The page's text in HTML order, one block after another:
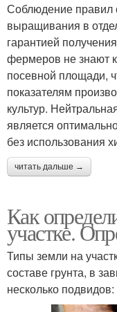
Соблюдение правил
выращивания в
гарантией
фермеров не знают
посевной площади,
показателям
культур.
является
без использования
читать дальше →
Как
участке.
Типы земли на
составе грунта, в
несколько подвидов: